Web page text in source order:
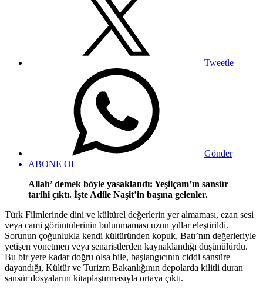
Tweetle
Gönder
ABONE OL
Allah’ demek böyle yasaklandı: Yeşilçam’ın sansür
tarihi çıktı. İşte Adile Naşit’in başına gelenler.
Türk Filmlerinde dini ve kültürel değerlerin yer almaması, ezan sesi
veya cami görüntülerinin bulunmaması uzun yıllar eleştirildi.
Sorunun çoğunlukla kendi kültüründen kopuk, Batı’nın değerleriyle
yetişen yönetmen veya senaristlerden kaynaklandığı düşünülürdü.
Bu bir yere kadar doğru olsa bile, başlangıcının ciddi sansüre
dayandığı, Kültür ve Turizm Bakanlığının depolarda kilitli duran
sansür dosyalarını kitaplaştırmasıyla ortaya çıktı.